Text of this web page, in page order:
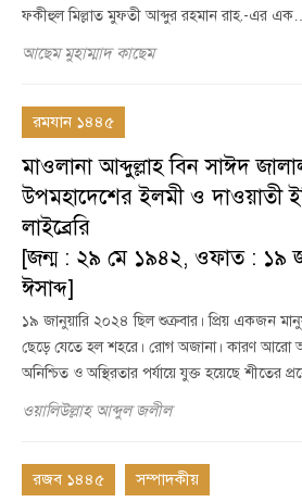
ফকীহুল মিল্লাত মুফতী আব্দুর রহমান রাহ.-এর
আছেম মুহাম্মাদ কাছেম
রমযান ১৪৪৫
মাওলানা আব্দুল্লাহ বিন সাঈদ
উপমহাদেশের ইলমী ও দাওয়াতী
লাইব্রেরি
[জন্ম : ২৯ মে ১৯৪২, ওফাত : ১৯
ঈসাব্দ]
১৯ জানুয়ারি ২০২৪ ছিল শুক্রবার। প্রিয় একজন
ছেড়ে যেতে হল শহরে। রোগ অজানা। কারণ আরো
অনিশ্চিত ও অস্থিরতার পর্যায়ে যুক্ত হয়েছে শীতের
ওয়ালিউল্লাহ আব্দুল জলীল
রজব ১৪৪৫ সম্পাদকীয়